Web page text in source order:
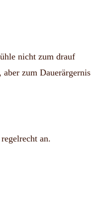
nicht zum drauf
zum Dauerärgernis
an.